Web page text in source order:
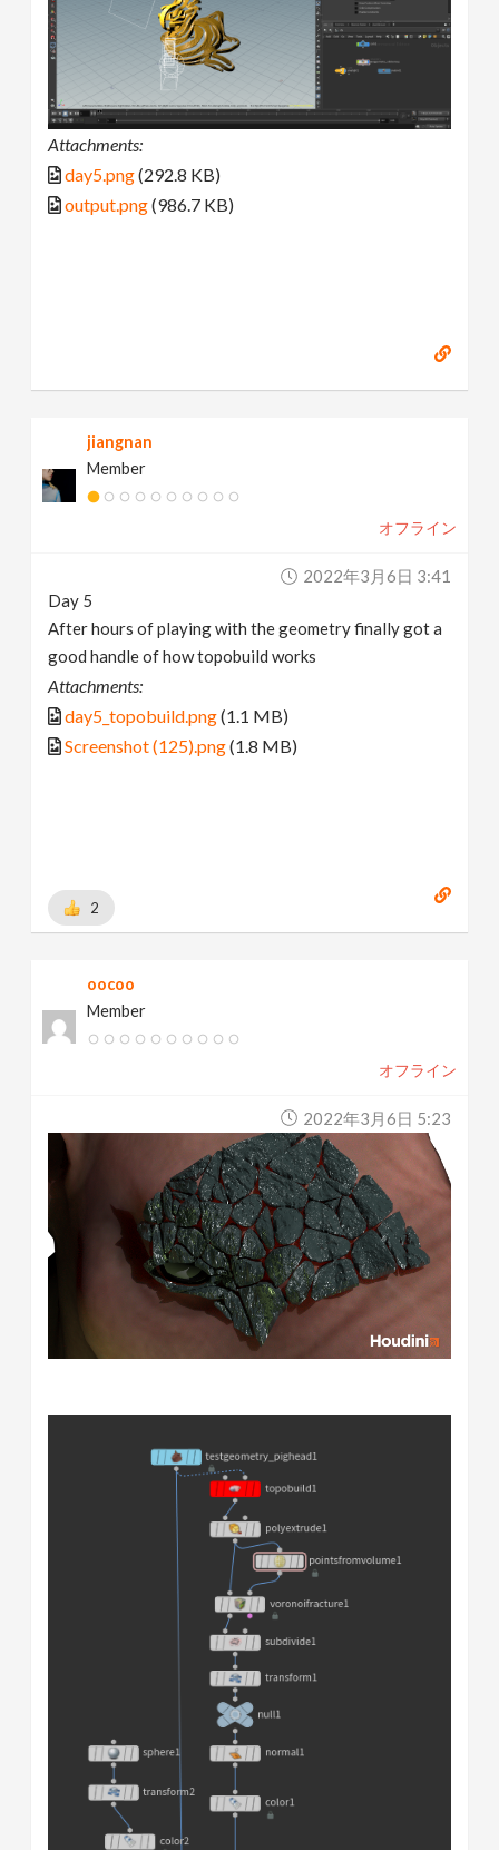
Attachments:
day5.png(292.8 KB)
output.png(986.7 KB)
jiangnan
Member
オフライン
2022年3月6日 3:41
Day 5
After hours of playing with the geometry finally got a
good handle of how topobuild works
Attachments:
day5_topobuild.png(1.1 MB)
Screenshot (125).png(1.8 MB)
2
oocoo
Member
オフライン
2022年3月6日 5:23